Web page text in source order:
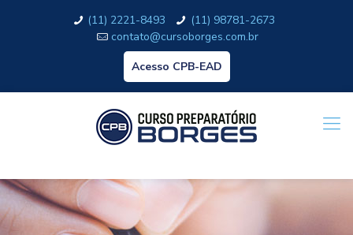
(11) 2221-8493
(11) 98781-2673
contato@cursoborges.com.br
Acesso CPB-EAD